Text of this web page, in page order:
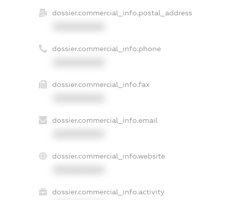
dossier.commercial_info.postal_address
dossier.commercial_info.phone
dossier.commercial_info.fax
dossier.commercial_info.email
dossier.commercial_info.website
dossier.commercial_info.activity